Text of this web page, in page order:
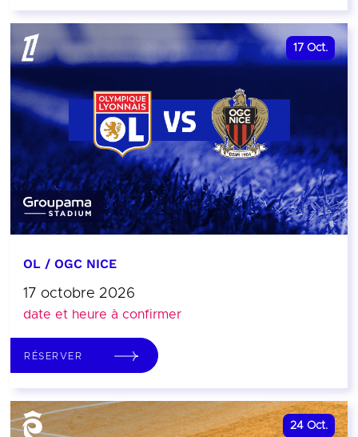
17 Oct.
OL / OGC NICE
17 octobre 2026
date et heure à confirmer
RÉSERVER
24 Oct.